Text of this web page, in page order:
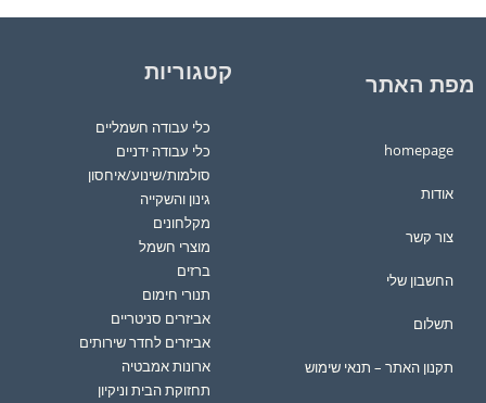
מפת האתר
homepage
אודות
צור קשר
החשבון שלי
תשלום
תקנון האתר – תנאי שימוש
קטגוריות
כלי עבודה חשמליים
כלי עבודה ידניים
סולמות/שינוע/איחסון
גינון והשקייה
מקלחונים
מוצרי חשמל
ברזים
תנורי חימום
אביזרים סניטריים
אביזרים לחדר שירותים
ארונות אמבטיה
תחזוקת הבית וניקיון